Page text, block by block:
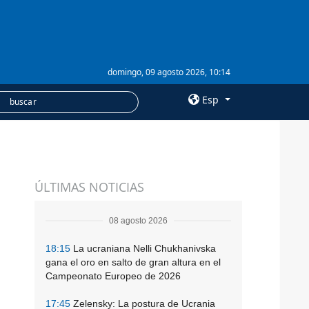
domingo, 09 agosto 2026, 10:14
Esp
Suscripción
ÚLTIMAS NOTICIAS
08 agosto 2026
18:15 La ucraniana Nelli Chukhanivska
gana el oro en salto de gran altura en el
Campeonato Europeo de 2026
17:45 Zelensky: La postura de Ucrania